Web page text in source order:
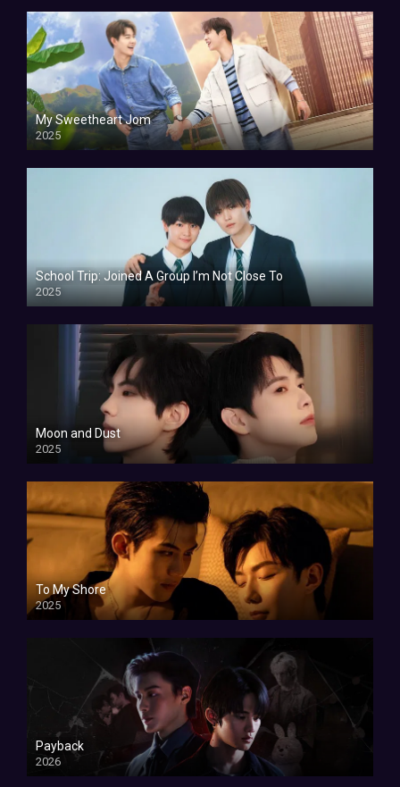
My Sweetheart Jom
2025
School Trip: Joined A Group I’m Not Close To
2025
Moon and Dust
2025
To My Shore
2025
Payback
2026